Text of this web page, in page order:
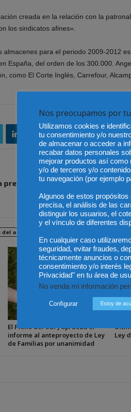
creada en la relación con la
los sindicatos afines».
almacenes para el periodo 2009-2012
España, del orden de los 300.000.
como El Corte Inglés, Carrefour,
presidencia
Se profundiza
del autor
El Pleno del CGPJ aprueba el
informe al anteproyecto de Ley
de Familias por unanimidad
Ley
Nos preocupamos por
Utilizamos cookies e
tu consentimiento y/o
de almacenar o acceder a
recabar datos personales
mejorar productos así
y/o de terceros y/o
tu navegación (por ejemplo
Algunos de estos
precisa, el análisis de las
distinguir los usuarios, el
y el vínculo de diferentes
En cualquier caso
seguridad, evitar fraudes,
técnicamente anuncios o
consentimiento y/o interés
Privacidad" en tu área de
No venda mi información
Configurar Estoy de